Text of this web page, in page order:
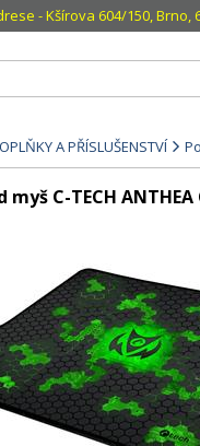
- Kšírova 604/150, Brno,
A PŘÍSLUŠENSTVÍ
C-TECH